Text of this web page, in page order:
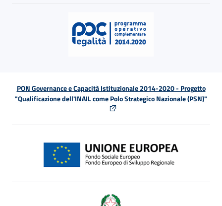
PON Governance e Capacità Istituzionale 2014-2020 - Progetto
"Qualificazione dell'INAIL come Polo Strategico Nazionale (PSN)"